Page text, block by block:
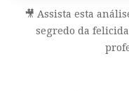
🎥 Assista esta
segredo da